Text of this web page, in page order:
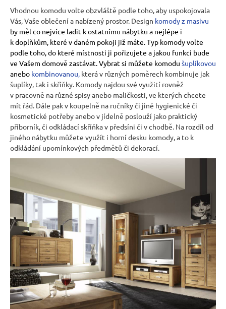
Vhodnou komodu volte obzvláště podle toho, aby uspokojovala
Vás, Vaše oblečení a nabízený prostor. Design komody z masivu
by měl co nejvíce ladit k ostatnímu nábytku a nejlépe i
k doplňkům, které v daném pokoji již máte. Typ komody volte
podle toho, do které místnosti ji pořizujete a jakou funkci bude
ve Vašem domově zastávat. Vybrat si můžete komodu šuplíkovou
anebo kombinovanou, která v různých poměrech kombinuje jak
šuplíky, tak i skříňky. Komody najdou své využití rovněž
v pracovně na různé spisy anebo maličkosti, ve kterých chcete
mít řád. Dále pak v koupelně na ručníky či jiné hygienické či
kosmetické potřeby anebo v jídelně poslouží jako praktický
příborník, či odkládací skříňka v předsíni či v chodbě. Na rozdíl od
jiného nábytku můžete využít i horní desku komody, a to k
odkládání upomínkových předmětů či dekorací.